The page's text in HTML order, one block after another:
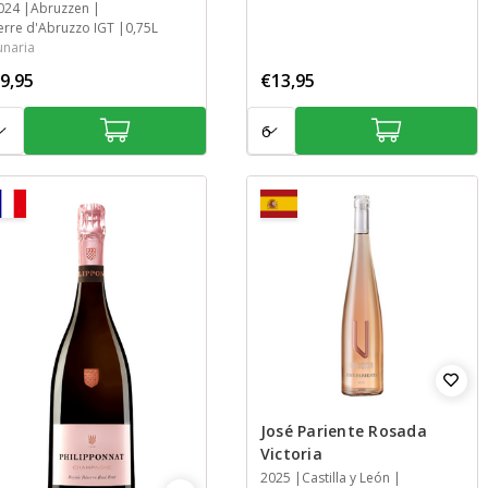
Abruzzen
d'Abruzzo IGT
0,75L
€13,95
José Pariente Rosada
Victoria
Jaar
2025
StreekCastilla y León
Streek
Inhoud